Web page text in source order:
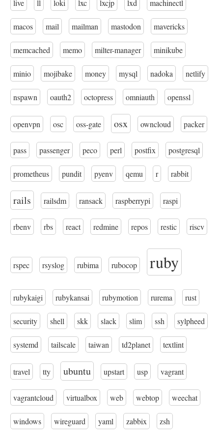
live ll loki lxc lxcjp lxd machinectl
macos mail mailman mastodon mavericks
memcached memo milter-manager minikube
minio mojibake money mysql nadoka netlify
nspawn oauth2 octopress omniauth openssl
openvpn osc oss-gate osx owncloud packer
pass passenger peco perl postfix postgresql
prometheus pundit pyenv qemu r rabbit
rails railsdm ransack raspberrypi raspi
rbenv rbs react redmine repos restic riscv
rspec rsyslog rubima rubocop ruby
rubykaigi rubykansai rubymotion rurema rust
security shell skk slack slim ssh sylpheed
systemd tailscale taiwan td2planet textlint
travel tty ubuntu upstart usp vagrant
vagrantcloud virtualbox web webtop weechat
windows wireguard yaml zabbix zsh